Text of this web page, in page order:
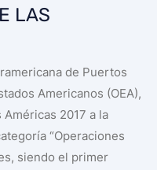
LAS
de Puertos
Americanos (OEA),
2017 a la
“Operaciones
siendo el primer